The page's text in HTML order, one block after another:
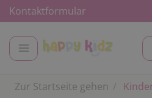
Kontaktformular
Zur Startseite gehen